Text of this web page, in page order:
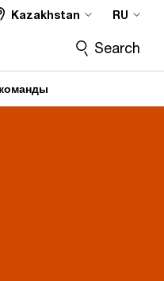
Kazakhstan RU
Search